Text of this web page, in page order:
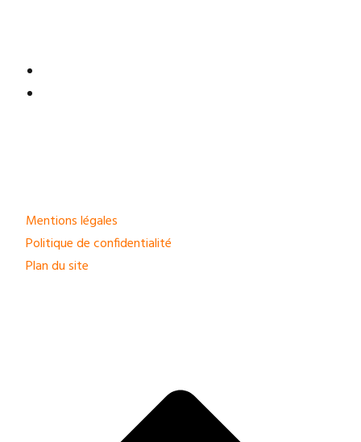
Mentions légales
Politique de confidentialité
Plan du site